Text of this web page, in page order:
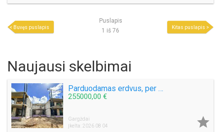
Buvęs puslapis Kitas puslapis
Puslapis
1 iš 76
Naujausi skelbimai
Parduodamas erdvus, per 2 aukštus išplanuotas butas Gargždų miesto parke!
255000,00 €
Gargždai
Įkelta: 2026 08 04
